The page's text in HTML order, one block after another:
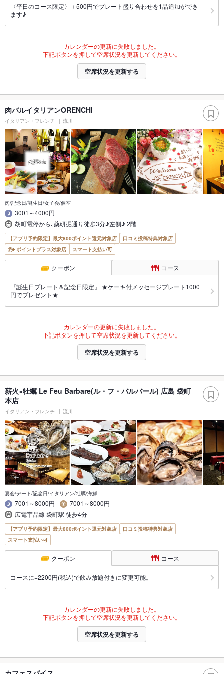
〈平日のコース限定〉＋500円でプレート盛り合わせを1品追加ができ
ます♪
カレンダーの更新に失敗しました。
下記ボタンを押して空席状況を更新してください。
空席状況を更新する
肉バルイタリアンORENCHI
イタリアン・フレンチ 流川
肉/記念日/誕生日/女子会/個室
3001～4000円
胡町電停から､薬研掘通り徒歩3分♪左側♪ 2階
【アプリ予約限定】最大800ポイント還元対象店
口コミ投稿特典対象店
ポイントプラス対象店
スマート支払い可
クーポン コース
『誕生日プレート＆記念日限定』 ★ケーキ付メッセージプレート1000
円でプレゼント★
カレンダーの更新に失敗しました。
下記ボタンを押して空席状況を更新してください。
空席状況を更新する
薪火×牡蠣 Le Feu Barbare(ル・フ・バルバール) 広島 袋町
本店
イタリアン・フレンチ 流川
宴会/デート/記念日/イタリアン/牡蠣/海鮮
7001～8000円
7001～8000円
広電宇品線 袋町駅 徒歩4分
【アプリ予約限定】最大800ポイント還元対象店
口コミ投稿特典対象店
スマート支払い可
クーポン コース
コースに+2200円(税込)で飲み放題付きに変更可能。
カレンダーの更新に失敗しました。
下記ボタンを押して空席状況を更新してください。
空席状況を更新する